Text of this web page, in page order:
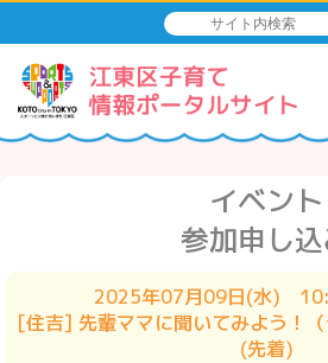
イベント
参加申し
2025年07月09日(水)
[住吉] 先輩ママに聞いてみよう！（
(先着)